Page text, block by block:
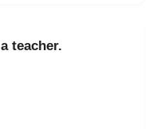
a teacher.